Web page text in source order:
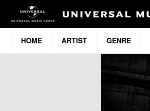
HOME ARTIST GENRE